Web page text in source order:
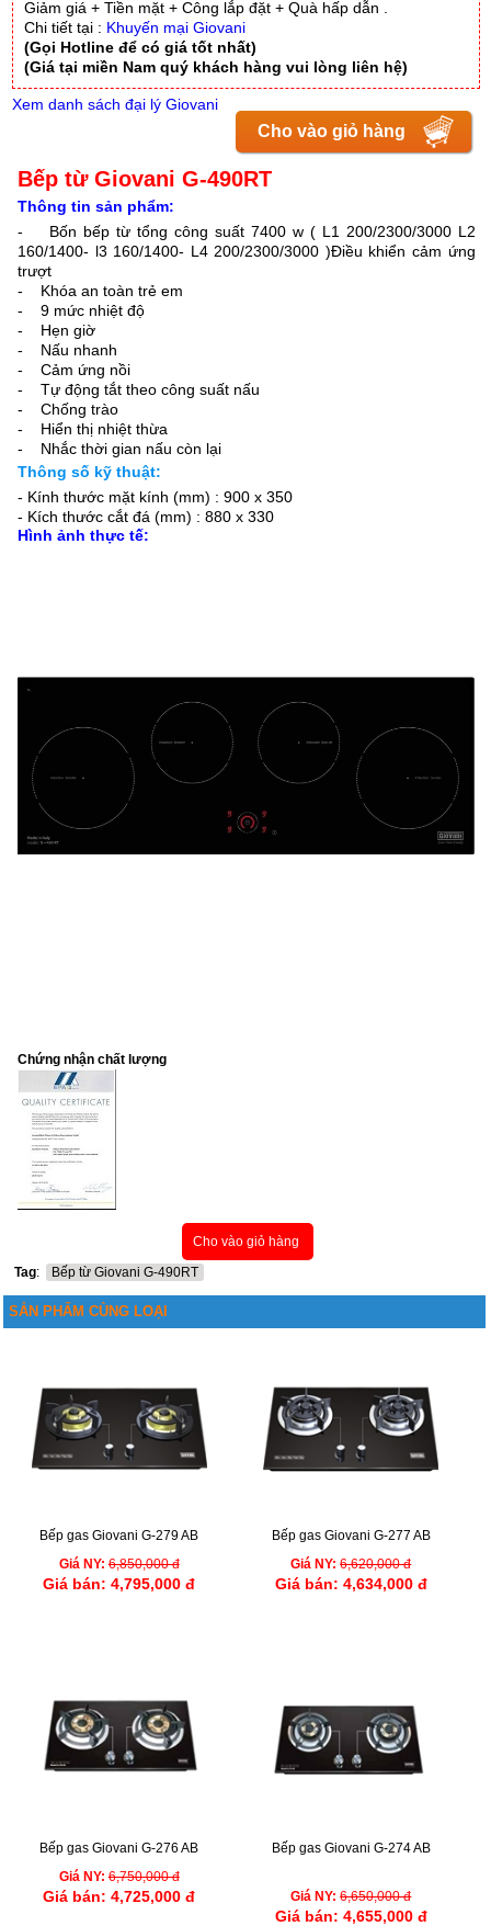
Giảm giá + Tiền mặt + Công lắp đặt + Quà hấp dẫn .
Chi tiết tại : Khuyến mại Giovani
(Gọi Hotline để có giá tốt nhất)
(Giá tại miền Nam quý khách hàng vui lòng liên hệ)
Cho vào giỏ hàng
Xem danh sách đại lý Giovani
Bếp từ Giovani G-490RT
Thông tin sản phẩm:
- Bốn bếp từ tổng công suất 7400 w ( L1 200/2300/3000 L2
160/1400- l3 160/1400- L4 200/2300/3000 )Điều khiển cảm ứng
trượt
- Khóa an toàn trẻ em
- 9 mức nhiệt độ
- Hẹn giờ
- Nấu nhanh
- Cảm ứng nồi
- Tự động tắt theo công suất nấu
- Chống trào
- Hiển thị nhiệt thừa
- Nhắc thời gian nấu còn lại
Thông số kỹ thuật:
- Kính thước mặt kính (mm) : 900 x 350
- Kích thước cắt đá (mm) : 880 x 330
Hình ảnh thực tế:
Chứng nhận chất lượng
Cho vào giỏ hàng
Tag: Bếp từ Giovani G-490RT
SẢN PHẨM CÙNG LOẠI
Bếp gas Giovani G-279 AB
Giá NY: 6,850,000 đ
Giá bán: 4,795,000 đ
Bếp gas Giovani G-277 AB
Giá NY: 6,620,000 đ
Giá bán: 4,634,000 đ
Bếp gas Giovani G-276 AB
Giá NY: 6,750,000 đ
Giá bán: 4,725,000 đ
Bếp gas Giovani G-274 AB
Giá NY: 6,650,000 đ
Giá bán: 4,655,000 đ